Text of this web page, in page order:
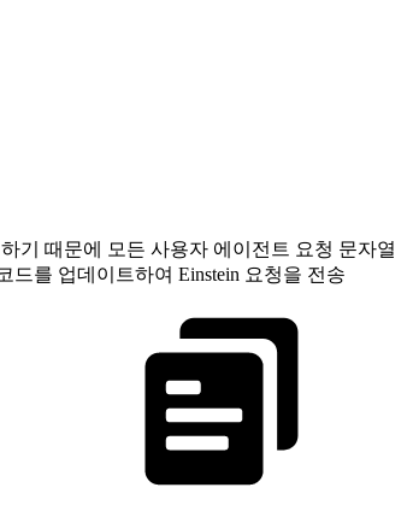
기 때문에 모든 사용자 에이전트 요청 문자열
드를 업데이트하여 Einstein 요청을 전송